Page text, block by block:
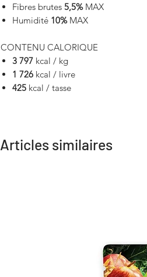
Fibres brutes 5,5%MAX
Humidité 10%MAX
CONTENU CALORIQUE
3 797 kcal / kg
1 726 kcal / livre
425 kcal / tasse
Articles similaires